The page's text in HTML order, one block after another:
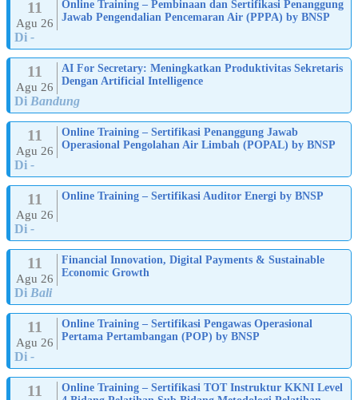
11
Agu 26
Online Training – Pembinaan dan Sertifikasi Penanggung
Jawab Pengendalian Pencemaran Air (PPPA) by BNSP
Di -
11
Agu 26
AI For Secretary: Meningkatkan Produktivitas Sekretaris
Dengan Artificial Intelligence
Di Bandung
11
Agu 26
Online Training – Sertifikasi Penanggung Jawab
Operasional Pengolahan Air Limbah (POPAL) by BNSP
Di -
11
Agu 26
Online Training – Sertifikasi Auditor Energi by BNSP
Di -
11
Agu 26
Financial Innovation, Digital Payments & Sustainable
Economic Growth
Di Bali
11
Agu 26
Online Training – Sertifikasi Pengawas Operasional
Pertama Pertambangan (POP) by BNSP
Di -
11
Online Training – Sertifikasi TOT Instruktur KKNI Level